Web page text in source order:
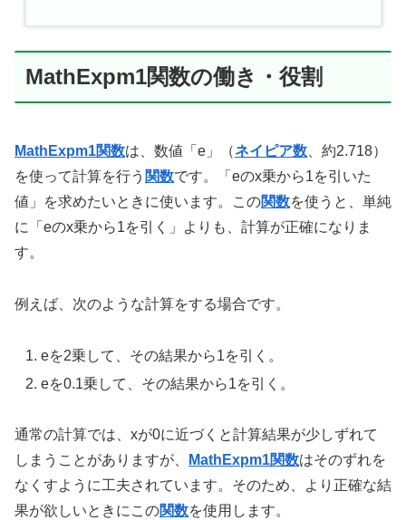
MathExpm1関数の働き・役割
MathExpm1関数は、数値「e」（ネイピア数 、約2.718）
を使って計算を行う 関数です。「eのx乗から1を引いた
値」を求めたいときに使います。この関数を使うと、単純
に「eのx乗から1を引く」よりも、計算が正確になりま
す。
例えば、次のような計算をする場合です。
eを2乗して、その結果から1を引く。
eを0.1乗して、その結果から1を引く。
通常の計算では、xが0に近づくと計算結果が少しずれて
しまうことがありますが、
MathExpm1関数はそのずれを
なくすように工夫されています。そのため、より正確な結
果が欲しいときにこの関数を使用します。